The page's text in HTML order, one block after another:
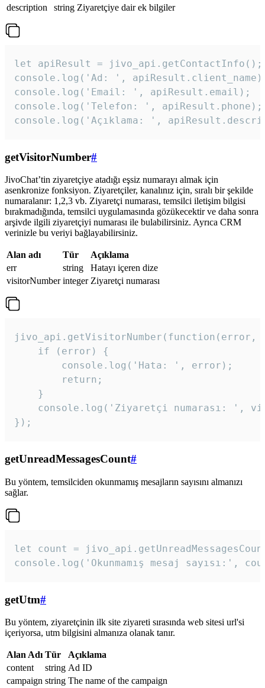
description
string Ziyaretçiye dair ek bilgiler
let apiResult = jivo_api.getContactInfo();
console.log('Ad: ',
console.log('Email: ', apiResult.email);
console.log('Telefon: ', apiResult.phone);
console.log('Açıklama: ',
getVisitorNumber#
JivoChat’tin ziyaretçiye atadığı eşsiz numarayı almak için
asenkronize fonksiyon. Ziyaretçiler, kanalınız için, sıralı bir şekilde
numaralanır: 1,2,3 vb. Ziyaretçi numarası, temsilci iletişim bilgisi
bırakmadığında, temsilci uygulamasında gözükecektir ve daha sonra
arşivde ilgili ziyaretçiyi numarası ile bulabilirsiniz. Ayrıca CRM
verinizle bu veriyi bağlayabilirsiniz.
Alan adı Tür
Açıklama
err
string
Hatayı içeren dize
visitorNumber integer Ziyaretçi numarası
jivo_api.getVisitorNumber(function(error,
    if (error) {
        console.log('Hata: ', error);
        return;
    }
console.log('Ziyaretçi numarası: ',
});
getUnreadMessagesCount#
Bu yöntem, temsilciden okunmamış mesajların sayısını almanızı
sağlar.
let count =
console.log('Okunmamış mesaj sayısı:',
getUtm#
Bu yöntem, ziyaretçinin ilk site ziyareti sırasında web sitesi url'si
içeriyorsa, utm bilgisini almanıza olanak tanır.
Alan Adı Tür
Açıklama
content
string Ad ID
campaign string The name of the campaign